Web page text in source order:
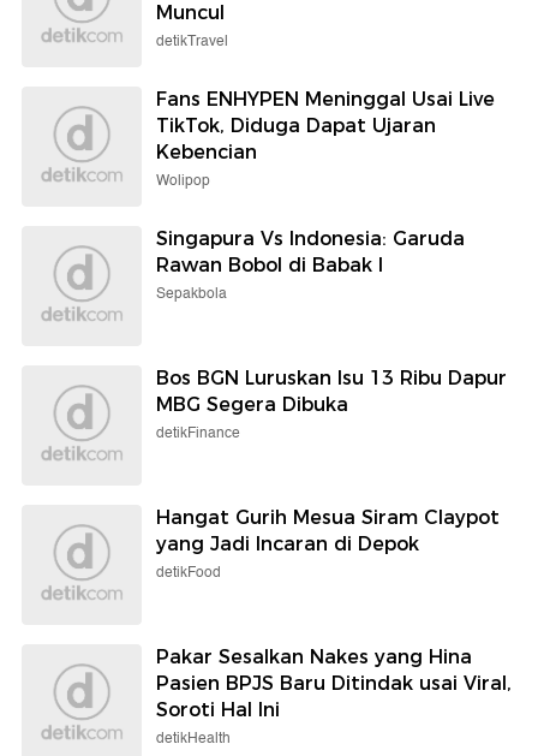
Muncul
detikTravel
Fans ENHYPEN Meninggal Usai Live
TikTok, Diduga Dapat Ujaran
Kebencian
Wolipop
Singapura Vs Indonesia: Garuda
Rawan Bobol di Babak I
Sepakbola
Bos BGN Luruskan Isu 13 Ribu Dapur
MBG Segera Dibuka
detikFinance
Hangat Gurih Mesua Siram Claypot
yang Jadi Incaran di Depok
detikFood
Pakar Sesalkan Nakes yang Hina
Pasien BPJS Baru Ditindak usai Viral,
Soroti Hal Ini
detikHealth